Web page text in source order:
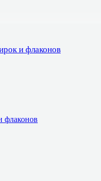
и флаконов
флаконов